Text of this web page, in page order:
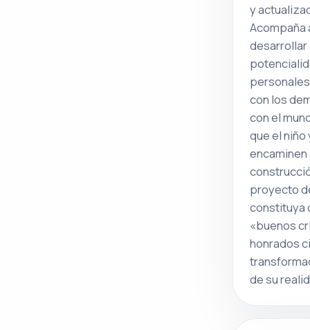
y
Acompaña
desarrollar
con los
con el
que el niño
encaminen
proyecto
constituya
«buenos
honrados
de su